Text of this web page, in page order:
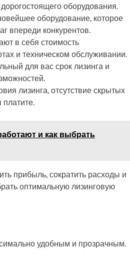
оборудования.
оборудование, которое
впереди конкурентов.
в себя стоимость
и техническом обслуживании.
для вас срок лизинга и
лизинга, отсутствие скрытых
платите.
и как выбрать
прибыль, сократить расходы и
оптимальную лизинговую
удобным и прозрачным.